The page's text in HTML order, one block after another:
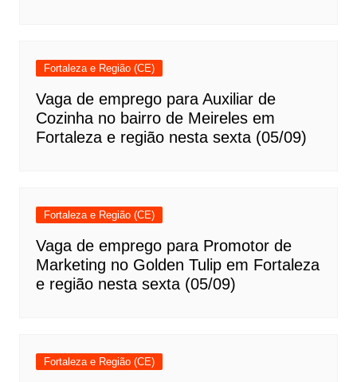
Fortaleza e Região (CE)
Vaga de emprego para Auxiliar de
Cozinha no bairro de Meireles em
Fortaleza e região nesta sexta (05/09)
Fortaleza e Região (CE)
Vaga de emprego para Promotor de
Marketing no Golden Tulip em Fortaleza
e região nesta sexta (05/09)
Fortaleza e Região (CE)